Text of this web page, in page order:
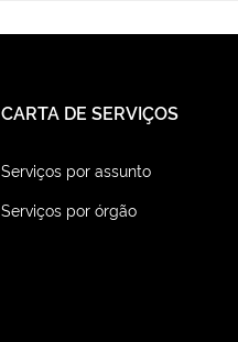
CARTA DE SERVIÇOS
Serviços por assunto
Serviços por órgão